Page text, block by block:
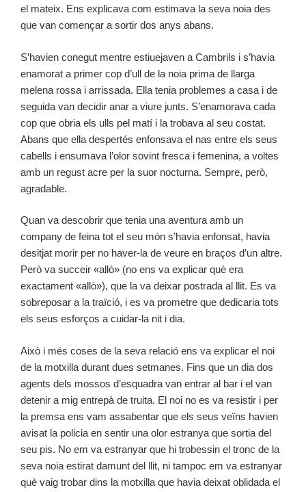
el mateix. Ens explicava com estimava la seva noia des
que van començar a sortir dos anys abans.
S’havien conegut mentre estiuejaven a Cambrils i s’havia
enamorat a primer cop d’ull de la noia prima de llarga
melena rossa i arrissada. Ella tenia problemes a casa i de
seguida van decidir anar a viure junts. S’enamorava cada
cop que obria els ulls pel matí i la trobava al seu costat.
Abans que ella despertés enfonsava el nas entre els seus
cabells i ensumava l’olor sovint fresca i femenina, a voltes
amb un regust acre per la suor nocturna. Sempre, però,
agradable.
Quan va descobrir que tenia una aventura amb un
company de feina tot el seu món s’havia enfonsat, havia
desitjat morir per no haver-la de veure en braços d’un altre.
Però va succeir «allò» (no ens va explicar què era
exactament «allò»), que la va deixar postrada al llit. Es va
sobreposar a la traïció, i es va prometre que dedicaria tots
els seus esforços a cuidar-la nit i dia.
Això i més coses de la seva relació ens va explicar el noi
de la motxilla durant dues setmanes. Fins que un dia dos
agents dels mossos d’esquadra van entrar al bar i el van
detenir a mig entrepà de truita. El noi no es va resistir i per
la premsa ens vam assabentar que els seus veïns havien
avisat la policia en sentir una olor estranya que sortia del
seu pis. No em va estranyar que hi trobessin el tronc de la
seva noia estirat damunt del llit, ni tampoc em va estranyar
què vaig trobar dins la motxilla que havia deixat oblidada el